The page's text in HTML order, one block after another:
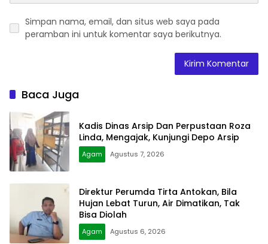
Simpan nama, email, dan situs web saya pada
peramban ini untuk komentar saya berikutnya.
Baca Juga
Kadis Dinas Arsip Dan Perpustaan Roza
Linda, Mengajak, Kunjungi Depo Arsip
Agam Agustus 7, 2026
Direktur Perumda Tirta Antokan, Bila
Hujan Lebat Turun, Air Dimatikan, Tak
Bisa Diolah
Agam Agustus 6, 2026